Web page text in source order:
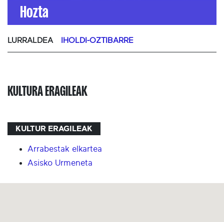
Hozta
LURRALDEA IHOLDI-OZTIBARRE
KULTURA ERAGILEAK
KULTUR ERAGILEAK
Arrabestak elkartea
Asisko Urmeneta